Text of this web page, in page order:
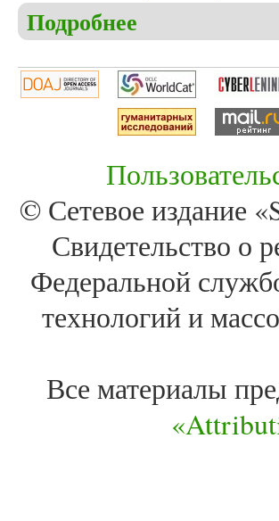
Подробнее
© Сетевое издание
Свидетельство
Федеральной
технологий и
Все материалы